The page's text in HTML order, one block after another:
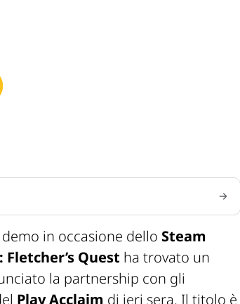
in occasione dello Steam
Quest ha trovato un
la partnership con gli
Play Acclaim di ieri sera. Il titolo è